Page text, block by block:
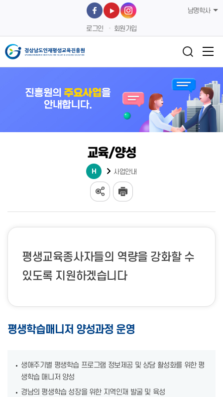
남명학사
로그인 회원가입
교육/양성
사업안내
평생교육종사자들의 역량을 강화할 수
있도록 지원하겠습니다
평생학습매니저 양성과정 운영
생애주기별 평생학습 프로그램 정보제공 및 상담 활성화를 위한 평
생학습 매니저 양성
경남의 평생학습 성장을 위한 지역인재 발굴 및 육성